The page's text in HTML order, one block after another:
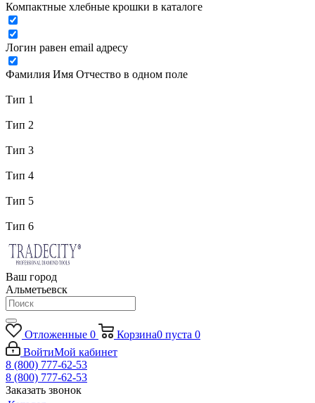
Компактные хлебные крошки в каталоге
Логин равен email адресу
Фамилия Имя Отчество в одном поле
Тип 1
Тип 2
Тип 3
Тип 4
Тип 5
Тип 6
Ваш город
Альметьевск
Отложенные 0 Корзина0 пуста 0
ВойтиМой кабинет
8 (800) 777-62-53
8 (800) 777-62-53
Заказать звонок